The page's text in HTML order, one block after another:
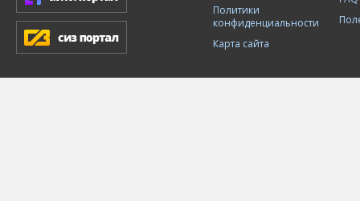
Политики
конфиденциальности
Карта сайта